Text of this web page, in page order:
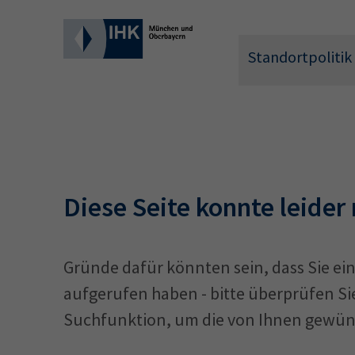
Standortpolitik
Diese Seite konnte
Gründe dafür könnten sein, dass Sie
aufgerufen haben - bitte überprüfen
Suchfunktion, um die von Ihnen